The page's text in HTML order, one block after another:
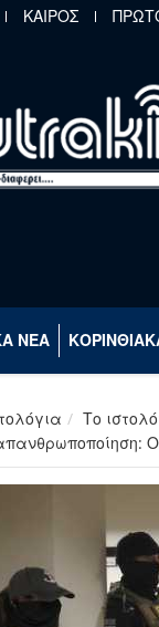
περιεχόμενο
ΚΑΙΡΟΣ
ΝΕΑ
Το
Ο